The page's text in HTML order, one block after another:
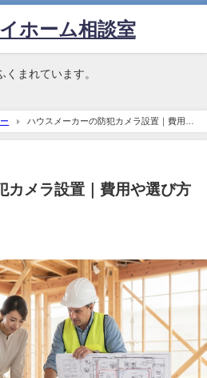
ホーム相談室
くまれています。
ハウスメーカーの防犯カメラ設置｜費用や
カメラ設置｜費用や選び方